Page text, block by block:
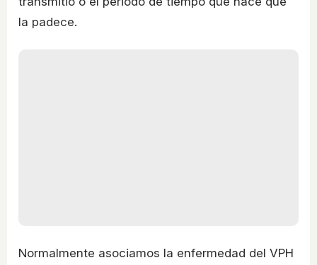
la padece.
Normalmente asociamos la enfermedad del VPH